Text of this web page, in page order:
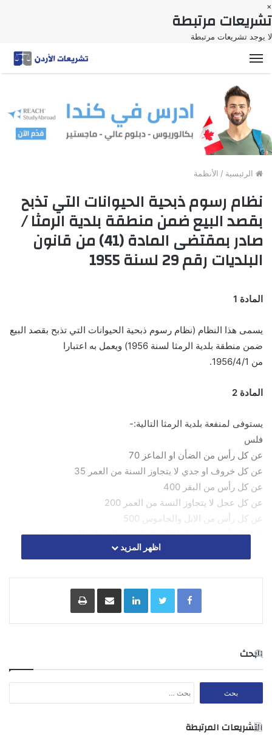
×
تشريعات مرتبطة
لا يوجد تشريعات مرتبطة
القائمة
الرئيسية / الأنظمة
نظام رسوم ذبحية الحيوانات التي تذبح
بقصد البيع ضمن منطقة بلدية الرمثا /
صادر بمقتضى المادة (41) من قانون
البلديات رقم 29 لسنة 1955
المادة 1
يسمى هذا النظام (نظام رسوم ذبحية الحيوانات التي تذبح بقصد البيع
ضمن منطقة بلدية الرمثا لسنة 1956) ويعمل به اعتبارا
من 1956/4/1.
المادة 2
يستوفى لمنفعة بلدية الرمثا التالية:-
فلس
عن كل رأس من الضأن او الماعز 70
عن كل خروف او جدي لا يتجاوز السنة من العمر 35
عن كل رأس من البقر 400
عن كل عجل لا يتجاوز النسة من العمر 200
عن كل رأس من الابل والجاموس 500
عن كل رأس من صغار الابل والجاموس لا يتجاوز السنة من العمر
المادة 3
يستوفى رسم معاينة قدره عشرة فلوس عن كل كيلو لحم يجلب من
اظهر المزيد
Facebook
Twitter
LinkedInمشاركة عبر البريد طباعة
البحث
عن:
التشريعات المرتبطة